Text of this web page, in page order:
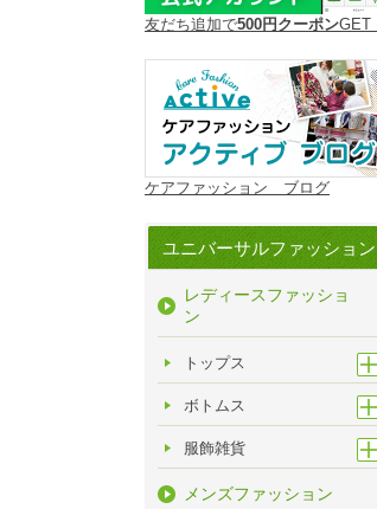
友だち追加で500円クーポンGET
ケアファッション ブログ
ユニバーサルファッション
レディースファッショ
ン
トップス
ボトムス
服飾雑貨
メンズファッション